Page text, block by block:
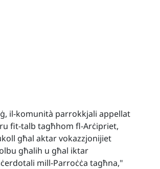
il-komunità parrokkjali appellat
fit-talb tagħhom fl-Arċipriet,
għal aktar vokazzjonijiet
għalih u għal iktar
mill-Parroċċa tagħna,"